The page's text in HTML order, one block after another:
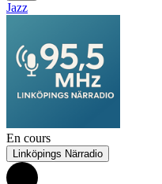
Jazz
En cours
Linköpings Närradio